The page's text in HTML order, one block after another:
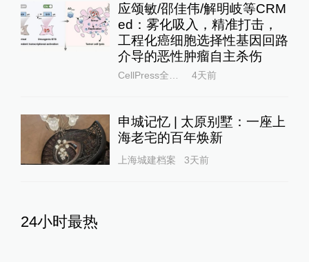
应颂敏/邵佳伟/解明岐等CRM
ed：雾化吸入，精准打击，
工程化癌细胞选择性基因回路
介导的恶性肿瘤自主杀伤
CellPress全科学 4天前
申城记忆 | 太原别墅：一座上
海老宅的百年焕新
上海城建档案 3天前
24小时最热